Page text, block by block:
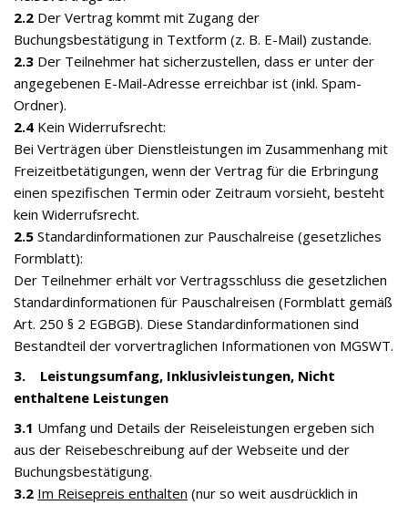
2.2 Der Vertrag kommt mit Zugang der
Buchungsbestätigung in Textform (z. B. E-Mail) zustande.
2.3 Der Teilnehmer hat sicherzustellen, dass er unter der
angegebenen E-Mail-Adresse erreichbar ist (inkl. Spam-
Ordner).
2.4 Kein Widerrufsrecht:
Bei Verträgen über Dienstleistungen im Zusammenhang mit
Freizeitbetätigungen, wenn der Vertrag für die Erbringung
einen spezifischen Termin oder Zeitraum vorsieht, besteht
kein Widerrufsrecht.
2.5 Standardinformationen zur Pauschalreise (gesetzliches
Formblatt):
Der Teilnehmer erhält vor Vertragsschluss die gesetzlichen
Standardinformationen für Pauschalreisen (Formblatt gemäß
Art. 250 § 2 EGBGB). Diese Standardinformationen sind
Bestandteil der vorvertraglichen Informationen von MGSWT.
3. Leistungsumfang, Inklusivleistungen, Nicht
enthaltene Leistungen
3.1 Umfang und Details der Reiseleistungen ergeben sich
aus der Reisebeschreibung auf der Webseite und der
Buchungsbestätigung.
3.2 Im Reisepreis enthalten (nur so weit ausdrücklich in